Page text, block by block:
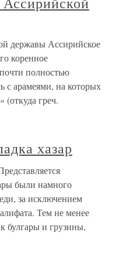
державы Ассирийское
коренное
полностью
с арамеями, на которых
(откуда греч.
хазар
были намного
за исключением
Тем не менее
булгары и грузины,